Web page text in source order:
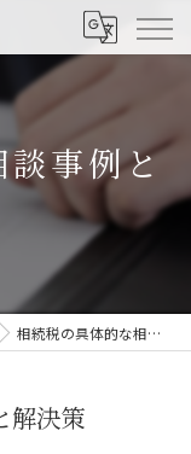
談事例と
相続税の具体的な相談事例と解決策
解決策